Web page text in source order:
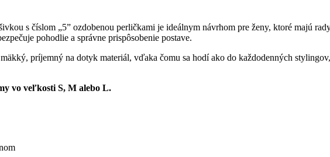
s číslom „5” ozdobenou perličkami je ideálnym návrhom pre ženy, ktoré majú
pohodlie a správne prispôsobenie postave.
príjemný na dotyk materiál, vďaka čomu sa hodí ako do každodenných
vo veľkosti S, M alebo L.